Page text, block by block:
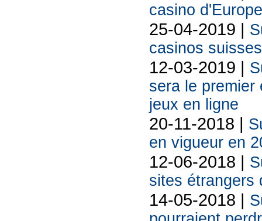
casino
25-04-2019 |
casinos
12-03-2019 |
sera le premier
jeux en ligne
20-11-2018 |
en vigueur en
12-06-2018 |
sites étrangers
14-05-2018 |